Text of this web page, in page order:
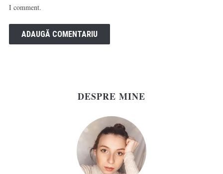
I comment.
DESPRE MINE